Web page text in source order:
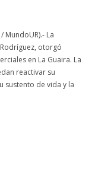
MundoUR).- La
otorgó
en La Guaira. La
reactivar su
sustento de vida y la